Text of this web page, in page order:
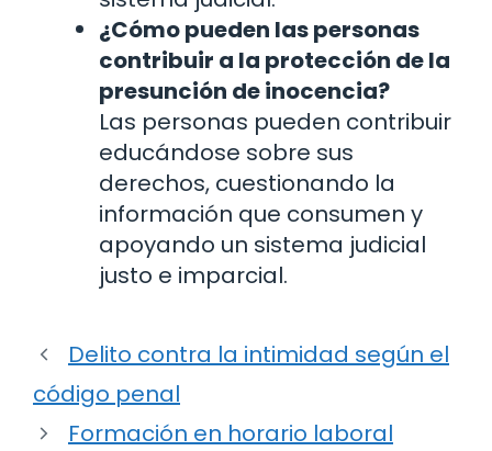
¿Cómo pueden las personas
contribuir a la protección de la
presunción de inocencia?
Las personas pueden contribuir
educándose sobre sus
derechos, cuestionando la
información que consumen y
apoyando un sistema judicial
justo e imparcial.
Delito contra la intimidad según el
código penal
Formación en horario laboral